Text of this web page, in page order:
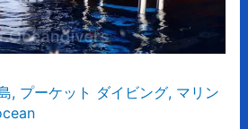
, プーケット ダイビング, マリン